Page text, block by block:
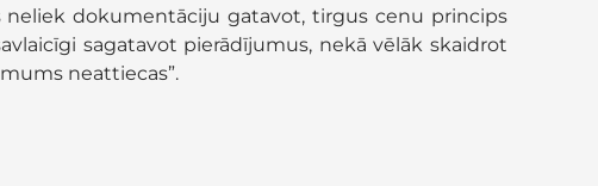
neliek dokumentāciju gatavot, tirgus cenu princips
sagatavot pierādījumus, nekā vēlāk skaidrot
neattiecas”.